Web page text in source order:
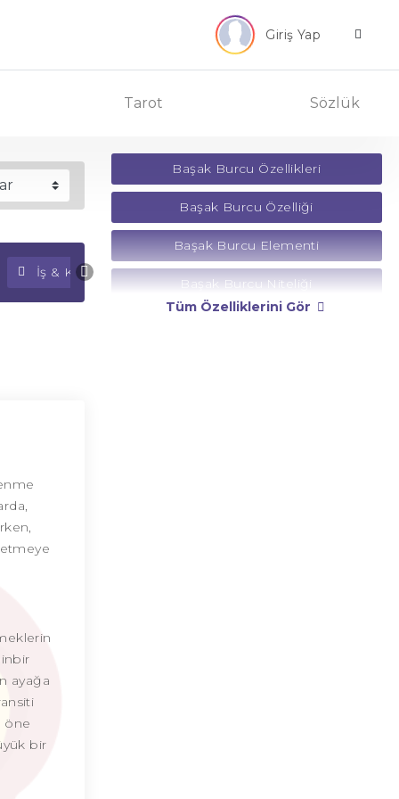
Giriş Yap
Tarot Sözlük
İş & Kariyer Falı Para Falı
ayağa
öne
bir
Başak Burcu Özellikleri
Başak Burcu Özelliği
Başak Burcu Elementi
Başak Burcu Niteliği
Tüm Özelliklerini Gör